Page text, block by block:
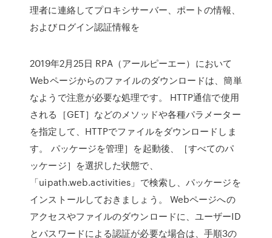
理者に連絡してプロキシサーバー、ポートの情報、
およびログイン認証情報を
2019年2月25日 RPA（アールピーエー）において
Webページからのファイルのダウンロードは、簡単
なようで注意が必要な処理です。 HTTP通信で使用
される［GET］などのメソッドや各種パラメーター
を指定して、HTTPでファイルをダウンロードしま
す。 パッケージを管理］を起動後、［すべてのパ
ッケージ］を選択した状態で、
「uipath.web.activities」で検索し、パッケージを
インストールしておきましょう。 Webページへの
アクセスやファイルのダウンロードに、ユーザーID
とパスワードによる認証が必要な場合は、手順3の